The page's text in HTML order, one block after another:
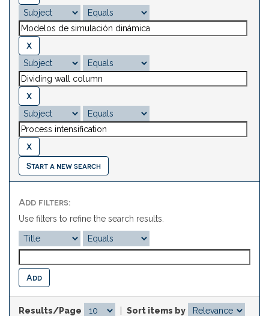
Start a new search
Add filters:
Use filters to refine the search results.
Results/Page
Sort items by